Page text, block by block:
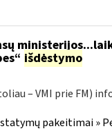
išdėstymo
– VMI prie FM)
pakeitimai »